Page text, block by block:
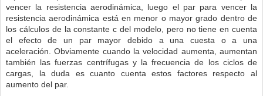
vencer la resistencia aerodinámica, luego el par para vencer la
resistencia aerodinámica está en menor o mayor grado dentro de
los cálculos de la constante c del modelo, pero no tiene en cuenta
el efecto de un par mayor debido a una cuesta o a una
aceleración. Obviamente cuando la velocidad aumenta, aumentan
también las fuerzas centrífugas y la frecuencia de los ciclos de
cargas, la duda es cuanto cuenta estos factores respecto al
aumento del par.